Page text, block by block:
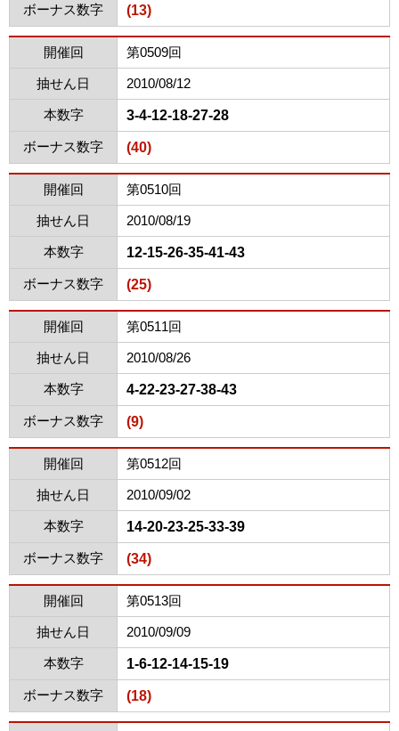
ボーナス数字 (13)
開催回 第0509回
抽せん日 2010/08/12
本数字 3-4-12-18-27-28
ボーナス数字 (40)
開催回 第0510回
抽せん日 2010/08/19
本数字 12-15-26-35-41-43
ボーナス数字 (25)
開催回 第0511回
抽せん日 2010/08/26
本数字 4-22-23-27-38-43
ボーナス数字 (9)
開催回 第0512回
抽せん日 2010/09/02
本数字 14-20-23-25-33-39
ボーナス数字 (34)
開催回 第0513回
抽せん日 2010/09/09
本数字 1-6-12-14-15-19
ボーナス数字 (18)